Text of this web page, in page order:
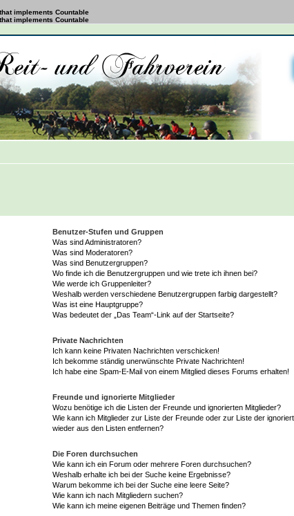
implements Countable
implements Countable
Benutzer-Stufen und Gruppen
Was sind Administratoren?
Was sind Moderatoren?
Was sind Benutzergruppen?
Wo finde ich die Benutzergruppen und wie trete ich ihnen bei?
Wie werde ich Gruppenleiter?
Weshalb werden verschiedene Benutzergruppen farbig dargestellt?
Was ist eine Hauptgruppe?
Was bedeutet der „Das Team“-Link auf der Startseite?
Private Nachrichten
Ich kann keine Privaten Nachrichten verschicken!
Ich bekomme ständig unerwünschte Private Nachrichten!
Ich habe eine Spam-E-Mail von einem Mitglied dieses Forums erhalten!
Freunde und ignorierte Mitglieder
Wozu benötige ich die Listen der Freunde und ignorierten Mitglieder?
Wie kann ich Mitglieder zur Liste der Freunde oder zur Liste der
wieder aus den Listen entfernen?
Die Foren durchsuchen
Wie kann ich ein Forum oder mehrere Foren durchsuchen?
Weshalb erhalte ich bei der Suche keine Ergebnisse?
Warum bekomme ich bei der Suche eine leere Seite?
Wie kann ich nach Mitgliedern suchen?
Wie kann ich meine eigenen Beiträge und Themen finden?